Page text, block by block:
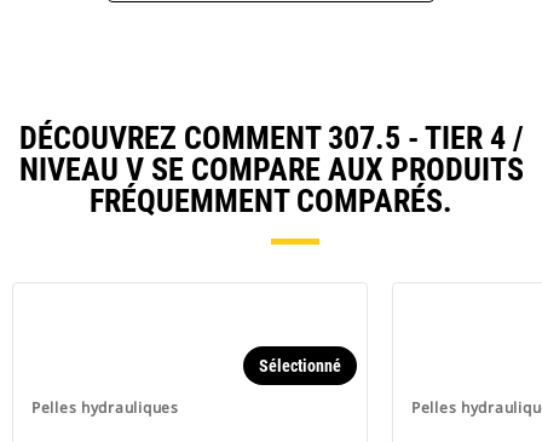
DÉCOUVREZ COMMENT 307.5 - TIER 4 /
NIVEAU V SE COMPARE AUX PRODUITS
FRÉQUEMMENT COMPARÉS.
Pelles hydrauliques
Sélectionné
Pelles